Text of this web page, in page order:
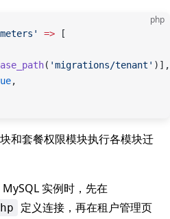
php
=> [
( 'migrations/tenant' )],
,
和套餐权限模块执行各模块迁
实例时，先在
定义连接，再在租户管理页